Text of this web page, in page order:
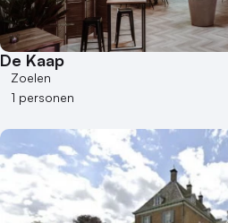
De Kaap
Zoelen
1 personen